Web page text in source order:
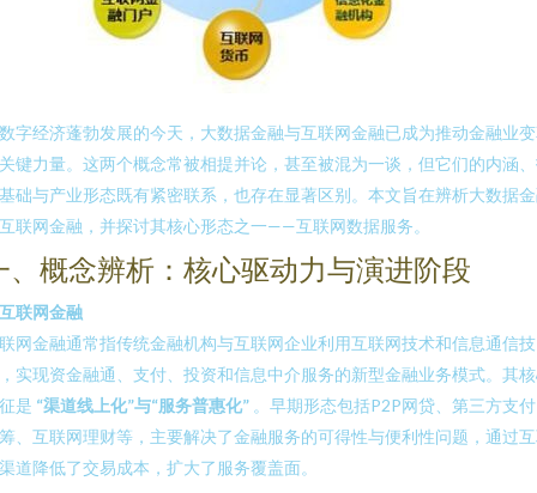
字经济蓬勃发展的今天，大数据金融与互联网金融已成为推动金融业
键力量。这两个概念常被相提并论，甚至被混为一谈，但它们的内涵
础与产业形态既有紧密联系，也存在显著区别。本文旨在辨析大数据
联网金融，并探讨其核心形态之一——互联网数据服务。
、概念辨析：核心驱动力与演进阶段
联网金融
网金融通常指传统金融机构与互联网企业利用互联网技术和信息通信技
实现资金融通、支付、投资和信息中介服务的新型金融业务模式。其
是 “渠道线上化”与“服务普惠化” 。早期形态包括P2P网贷、第三方支
、互联网理财等，主要解决了金融服务的可得性与便利性问题，通过
道降低了交易成本，扩大了服务覆盖面。